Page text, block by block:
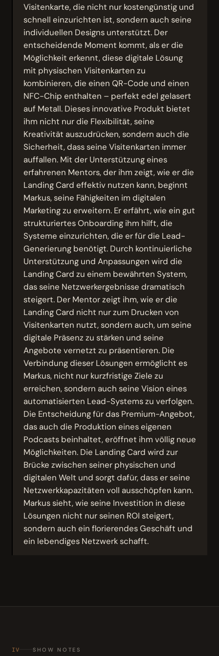
Visitenkarte, die nicht nur kostengünstig und
schnell einzurichten ist, sondern auch seine
individuellen Designs unterstützt. Der
entscheidende Moment kommt, als er die
Möglichkeit erkennt, diese digitale Lösung
mit physischen Visitenkarten zu
kombinieren, die einen QR-Code und einen
NFC-Chip enthalten – perfekt edel gelasert
auf Metall. Dieses innovative Produkt bietet
ihm nicht nur die Flexibilität, seine
Kreativität auszudrücken, sondern auch die
Sicherheit, dass seine Visitenkarten immer
auffallen. Mit der Unterstützung eines
erfahrenen Mentors, der ihm zeigt, wie er die
Landing Card effektiv nutzen kann, beginnt
Markus, seine Fähigkeiten im digitalen
Marketing zu erweitern. Er erfährt, wie ein gut
strukturiertes Onboarding ihm hilft, die
Systeme einzurichten, die er für die Lead-
Generierung benötigt. Durch kontinuierliche
Unterstützung und Anpassungen wird die
Landing Card zu einem bewährten System,
das seine Netzwerkergebnisse dramatisch
steigert. Der Mentor zeigt ihm, wie er die
Landing Card nicht nur zum Drucken von
Visitenkarten nutzt, sondern auch, um seine
digitale Präsenz zu stärken und seine
Angebote vernetzt zu präsentieren. Die
Verbindung dieser Lösungen ermöglicht es
Markus, nicht nur kurzfristige Ziele zu
erreichen, sondern auch seine Vision eines
automatisierten Lead-Systems zu verfolgen.
Die Entscheidung für das Premium-Angebot,
das auch die Produktion eines eigenen
Podcasts beinhaltet, eröffnet ihm völlig neue
Möglichkeiten. Die Landing Card wird zur
Brücke zwischen seiner physischen und
digitalen Welt und sorgt dafür, dass er seine
Netzwerkkapazitäten voll ausschöpfen kann.
Markus sieht, wie seine Investition in diese
Lösungen nicht nur seinen ROI steigert,
sondern auch ein florierendes Geschäft und
ein lebendiges Netzwerk schafft.
IV SHOW NOTES